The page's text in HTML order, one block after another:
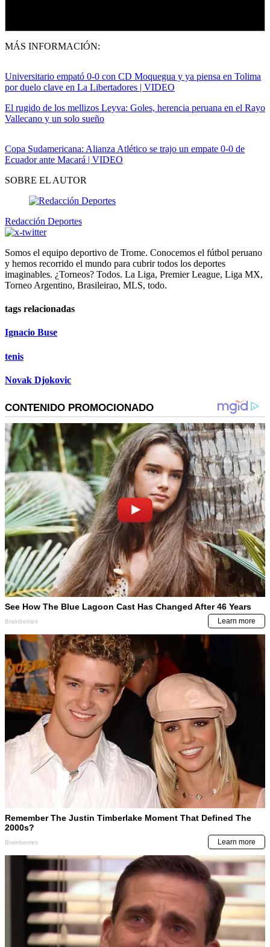
MÁS INFORMACIÓN:
Universitario empató 0-0 con CD Moquegua y ya piensa en Tolima
por duelo clave en La Libertadores | VIDEO
El rugido de los mellizos Leyva: Goles, herencia peruana en el Rayo
Vallecano y un solo sueño
Copa Sudamericana: Alianza Atlético se trajo un empate 0-0 de
Ecuador ante Macará | VIDEO
SOBRE EL AUTOR
Redacción Deportes
Somos el equipo deportivo de Trome. Conocemos el fútbol peruano
y hemos recorrido el mundo para cubrir todos los deportes
imaginables. ¿Torneos? Todos. La Liga, Premier League, Liga MX,
Torneo Argentino, Brasileirao, MLS, todo.
tags relacionadas
Ignacio Buse
tenis
Novak Djokovic